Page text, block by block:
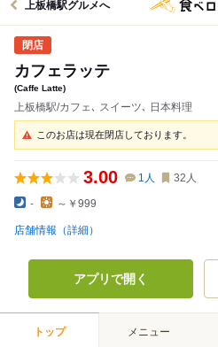
上板橋駅グルメへ
カフェラッテ
(Caffe Latte)
上板橋駅/カフェ､ スイーツ､ 日本料理
このお店は現在閉店しております。
3.00 1 人 32 人
- ～￥999
店舗情報（詳細）
アプリで開く
トップ メニュー